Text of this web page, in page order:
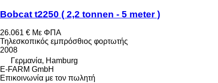
Bobcat t2250 ( 2,2 tonnen - 5 meter )
26.061 € Με ΦΠΑ
Τηλεσκοπικός εμπρόσθιος φορτωτής
2008
Γερμανία, Hamburg
E-FARM GmbH
Επικοινωνία με τον πωλητή